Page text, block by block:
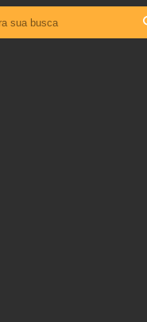
Ver todas as notícias